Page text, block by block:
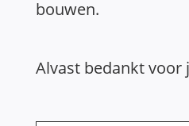
bouwen.
Alvast bedankt voor